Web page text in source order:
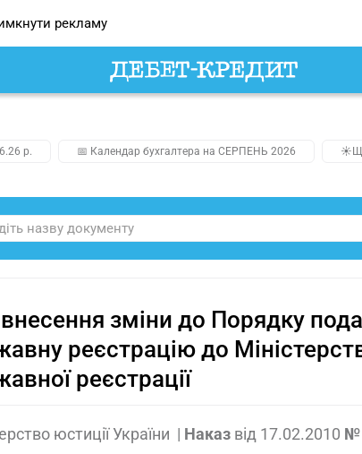
рекламу
р. 📅 Календар бухгалтера на СЕРПЕНЬ 2026
зміни до Порядку
реєстрацію до
реєстрації
юстиції України | Наказ від 17.02.2010 №